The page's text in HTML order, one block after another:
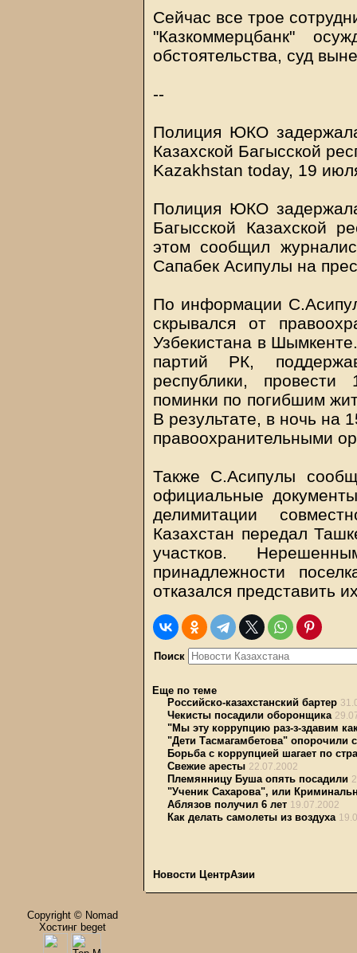
Сейчас все трое
"Казкоммерцбанк"
обстоятельства, суд
--
Полиция ЮКО
Казахской Багысской
Kazakhstan today, 19
Полиция ЮКО
Багысской Казахской
этом сообщил
Сапабек Асипулы на
По информации
скрывался от
Узбекистана в
партий РК,
республики,
поминки по погибшим
В результате, в ночь на
правоохранительными
Также С.Асипулы
официальные
делимитации
Казахстан передал
участков.
принадлежности
отказался представить
Поиск
Еще по теме
Российско-казахстанский бартер
Чекисты посадили оборонщика
"Мы эту коррупцию раз-з-здавим
"Дети Тасмагамбетова" опорочили
Борьба с коррупцией шагает по
Свежие аресты 22.07.2002
Племянницу Буша опять посадили
"Ученик Сахарова", или
Аблязов получил 6 лет 19.07.2002
Как делать самолеты из воздуха
Новости ЦентрАзии
Copyright © Nomad
Хостинг beget